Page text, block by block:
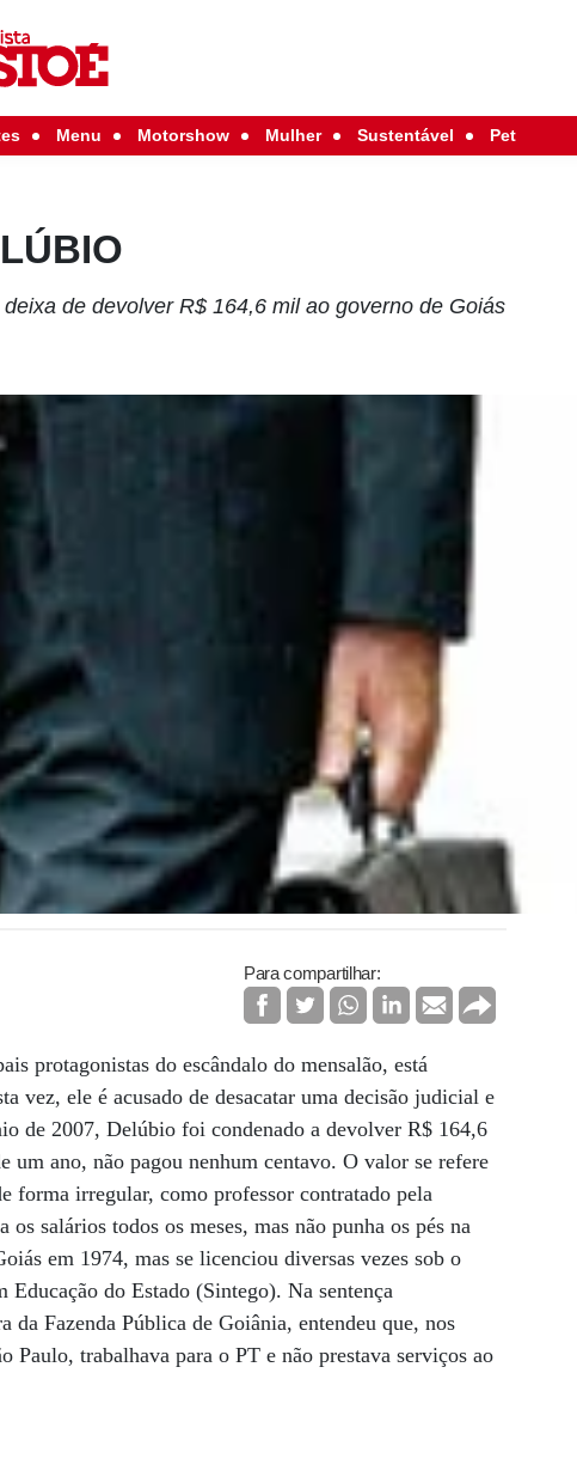
Menu Motorshow Mulher Sustentável Pet
de devolver R$ 164,6 mil ao governo de Goiás
Para compartilhar:
protagonistas do escândalo do mensalão, está
vez, ele é acusado de desacatar uma decisão judicial e
de 2007, Delúbio foi condenado a devolver R$ 164,6
um ano, não pagou nenhum centavo. O valor se refere
forma irregular, como professor contratado pela
salários todos os meses, mas não punha os pés na
em 1974, mas se licenciou diversas vezes sob o
Educação do Estado (Sintego). Na sentença
Fazenda Pública de Goiânia, entendeu que, nos
Paulo, trabalhava para o PT e não prestava serviços ao